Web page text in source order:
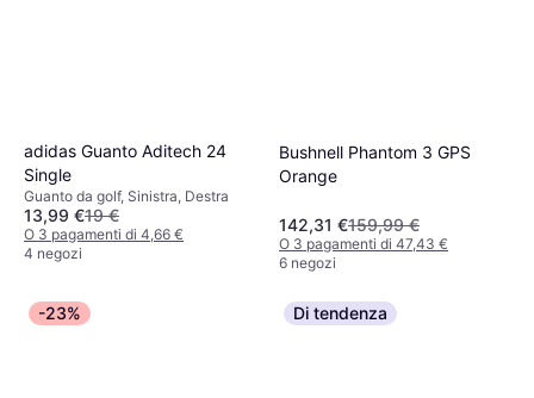
adidas Guanto Aditech 24
Single
Guanto da golf, Sinistra, Destra
13,99 €19 €
O 3 pagamenti di 4,66 €
4 negozi
Bushnell Phantom 3 GPS
Orange
142,31 €159,99 €
O 3 pagamenti di 47,43 €
6 negozi
-23% Di tendenza